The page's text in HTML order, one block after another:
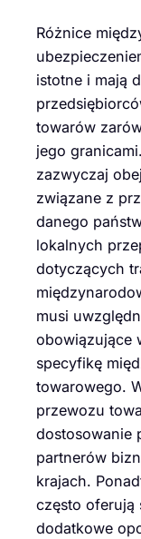
Różnice
istotne i mają
towarów
jego
zazwyczaj
związane z
danego
lokalnych
dotyczących
musi
obowiązujące
specyfikę
towarowego.
przewozu
dostosowanie
partnerów
krajach.
często oferują
dodatkowe